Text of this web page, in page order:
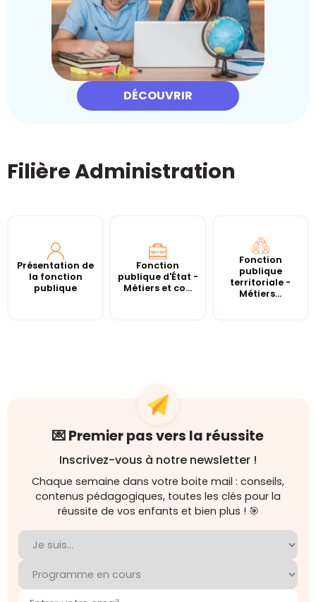
DÉCOUVRIR
Filière Administration
Présentation de
la fonction
publique
Fonction
publique d'État -
Métiers et co...
Fonction
publique
territoriale -
Métiers...
💌 Premier pas vers la réussite
Inscrivez-vous à notre newsletter !
Chaque semaine dans votre boite mail : conseils,
contenus pédagogiques, toutes les clés pour la
réussite de vos enfants et bien plus ! 🎯